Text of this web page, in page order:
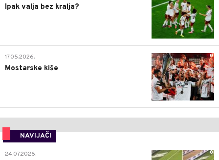
Ipak valja bez kralja?
0
17.05.2026.
Mostarske kiše
NAVIJAČI
0
24.07.2026.